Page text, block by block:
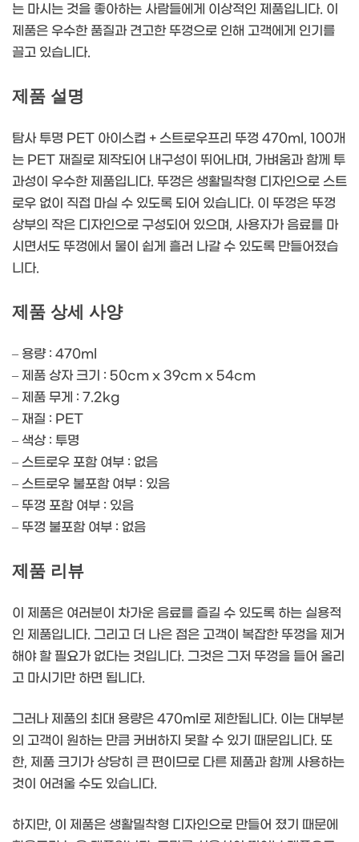
는 마시는 것을 좋아하는 사람들에게 이상적인 제품입니다. 이
제품은 우수한 품질과 견고한 뚜껑으로 인해 고객에게 인기를
끌고 있습니다.
제품 설명
탐사 투명 PET 아이스컵 + 스트로우프리 뚜껑 470ml, 100개
는 PET 재질로 제작되어 내구성이 뛰어나며, 가벼움과 함께 투
과성이 우수한 제품입니다. 뚜껑은 생활밀착형 디자인으로 스트
로우 없이 직접 마실 수 있도록 되어 있습니다. 이 뚜껑은 뚜껑
상부의 작은 디자인으로 구성되어 있으며, 사용자가 음료를 마
시면서도 뚜껑에서 물이 쉽게 흘러 나갈 수 있도록 만들어졌습
니다.
제품 상세 사양
– 용량 : 470ml
– 제품 상자 크기 : 50cm x 39cm x 54cm
– 제품 무게 : 7.2kg
– 재질 : PET
– 색상 : 투명
– 스트로우 포함 여부 : 없음
– 스트로우 불포함 여부 : 있음
– 뚜껑 포함 여부 : 있음
– 뚜껑 불포함 여부 : 없음
제품 리뷰
이 제품은 여러분이 차가운 음료를 즐길 수 있도록 하는 실용적
인 제품입니다. 그리고 더 나은 점은 고객이 복잡한 뚜껑을 제거
해야 할 필요가 없다는 것입니다. 그것은 그저 뚜껑을 들어 올리
고 마시기만 하면 됩니다.
그러나 제품의 최대 용량은 470ml로 제한됩니다. 이는 대부분
의 고객이 원하는 만큼 커버하지 못할 수 있기 때문입니다. 또
한, 제품 크기가 상당히 큰 편이므로 다른 제품과 함께 사용하는
것이 어려울 수도 있습니다.
하지만, 이 제품은 생활밀착형 디자인으로 만들어 졌기 때문에